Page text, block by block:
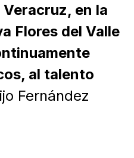
en la
Flores del Valle
al talento
Fernández